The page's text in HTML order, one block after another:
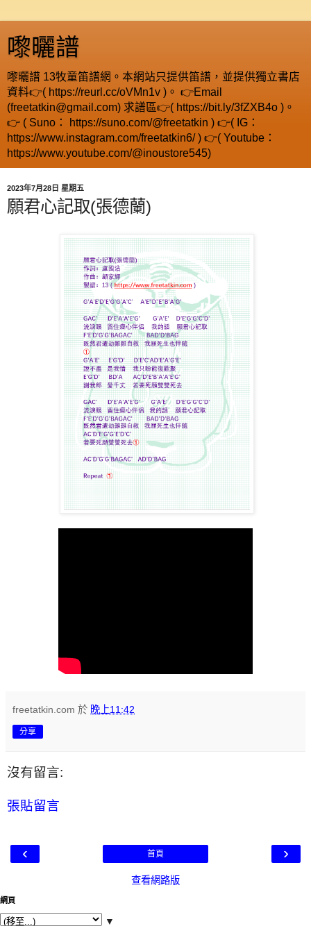
嚟曬譜
嚟曬譜 13牧童笛譜網。本網站只提供笛譜，並提供獨立書店
資料👉( https://reurl.cc/oVMn1v )。 👉Email
(freetatkin@gmail.com) 求譜區👉( https://bit.ly/3fZXB4o )。
👉 ( Suno： https://suno.com/@freetatkin ) 👉( IG：
https://www.instagram.com/freetatkin6/ ) 👉( Youtube：
https://www.youtube.com/@inoustore545)
2023年7月28日 星期五
願君心記取(張德蘭)
freetatkin.com 於 晚上11:42
分享
沒有留言:
張貼留言
‹ ›
首頁
查看網路版
網頁
▼